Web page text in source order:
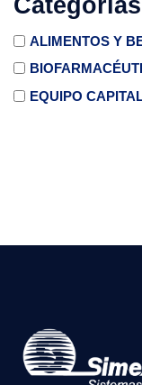
Categorías
ALIMENTOS Y
EQUIPO